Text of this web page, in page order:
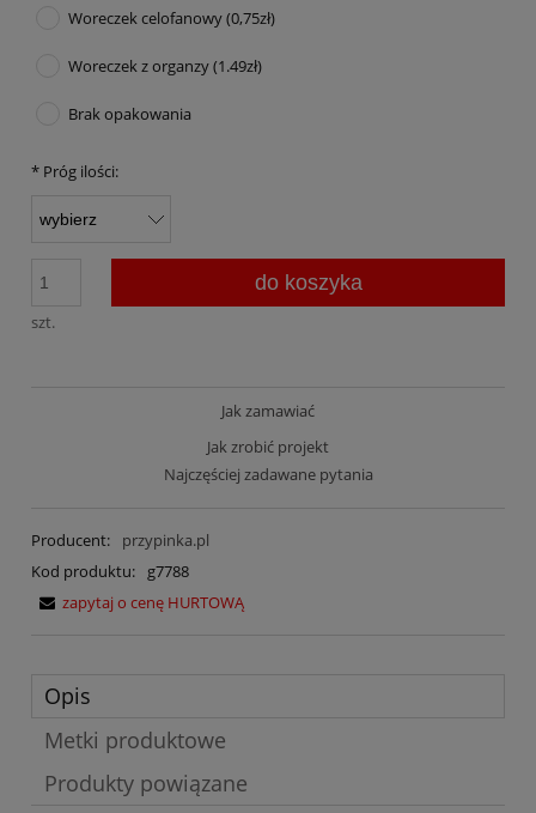
Woreczek celofanowy (0,75zł)
Woreczek z organzy (1.49zł)
Brak opakowania
* Próg ilości:
szt.
do koszyka
Jak zamawiać
Jak zrobić projekt
Najczęściej zadawane pytania
Producent:
przypinka.pl
Kod produktu:
g7788
zapytaj o cenę HURTOWĄ
Opis
Metki produktowe
Produkty powiązane